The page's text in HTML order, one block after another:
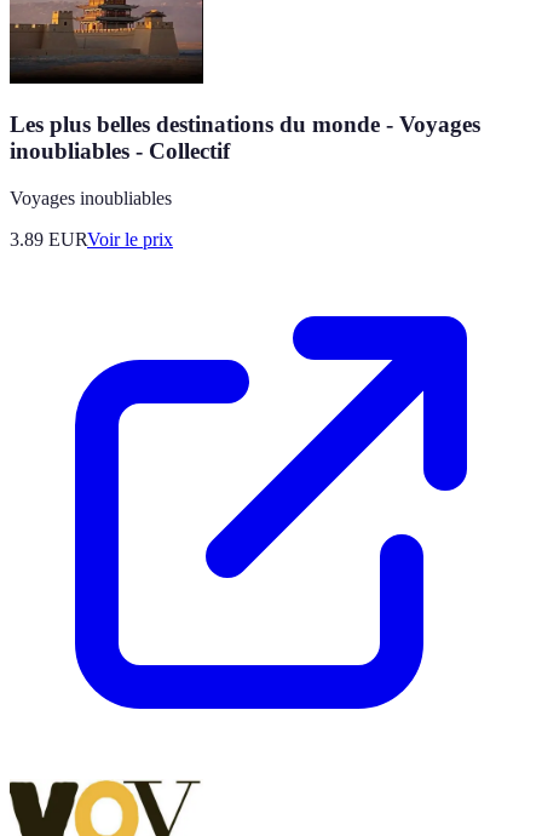
Les plus belles destinations du monde - Voyages
inoubliables - Collectif
Voyages inoubliables
3.89 EURVoir le prix